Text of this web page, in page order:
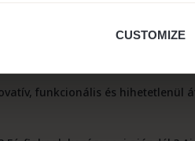
CUSTOMIZE
funkcionális és hihetetlenül